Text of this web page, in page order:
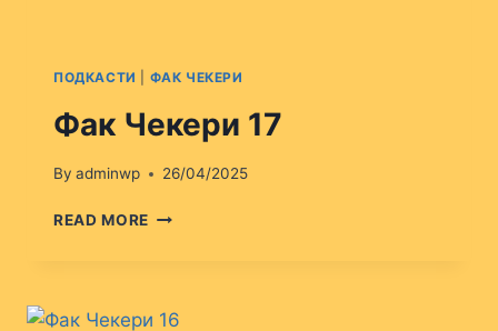
ПОДКАСТИ ФАК ЧЕКЕРИ
Фак Чекери 17
By adminwp 26/04/2025
READ MORE ФАК